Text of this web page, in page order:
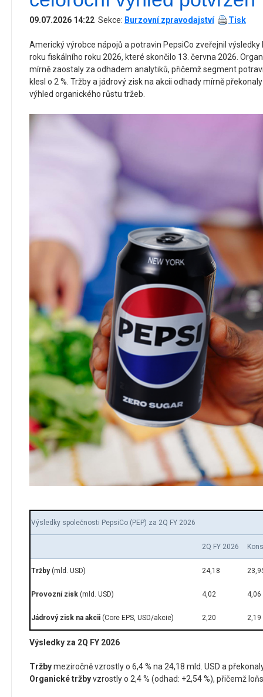
09.07.2026 14:22 Sekce: Burzovní zpravodajství Tisk
Americký výrobce nápojů a potravin PepsiCo zveřejnil
roku fiskálního roku 2026, které skončilo 13. června 2026.
mírně zaostaly za odhadem analytiků, přičemž segment
klesl o 2 %. Tržby a jádrový zisk na akcii odhady mírně
výhled organického růstu tržeb.
Výsledky společnosti PepsiCo (PEP) za 2Q FY 2026
2Q FY 2026
Tržby(mld. USD) 24,18
Provozní zisk (mld. USD) 4,02 4,06
Jádrový zisk na akcii (Core EPS, USD/akcie) 2,20 2,19
Výsledky za 2Q FY 2026
Tržbymeziročně vzrostly o 6,4 % na 24,18 mld. USD a
Organické tržbyvzrostly o 2,4 % (odhad: +2,54 %), přičemž